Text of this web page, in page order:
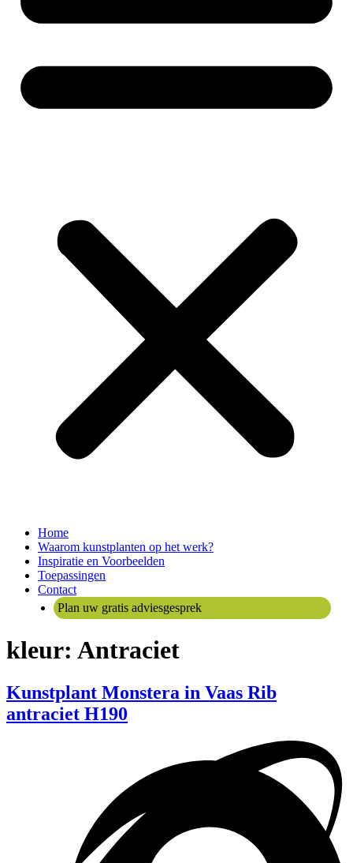
Home
Waarom kunstplanten op het werk?
Inspiratie en Voorbeelden
Toepassingen
Contact
Plan uw gratis adviesgesprek
kleur: Antraciet
Kunstplant Monstera in Vaas Rib
antraciet H190